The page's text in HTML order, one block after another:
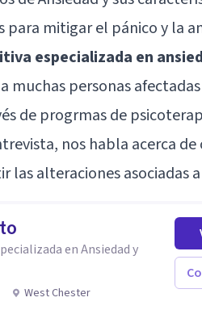
mitigar el pánico y la
especializada en
muchas personas
de progrmas de
nos habla acerca de
alteraciones asociadas
en Ansiedad y
West Chester